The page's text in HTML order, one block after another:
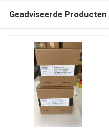
Geadviseerde Producten